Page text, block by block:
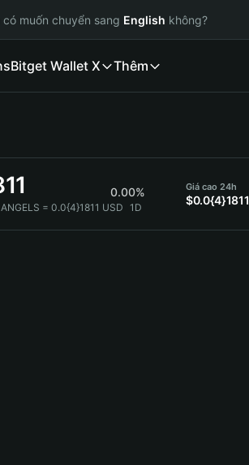
có muốn chuyển sang English không?
Bitget Wallet X Thêm
0.00%
= 0.0{4}1811 USD 1D
Giá cao 24h
$0.0{4}1811